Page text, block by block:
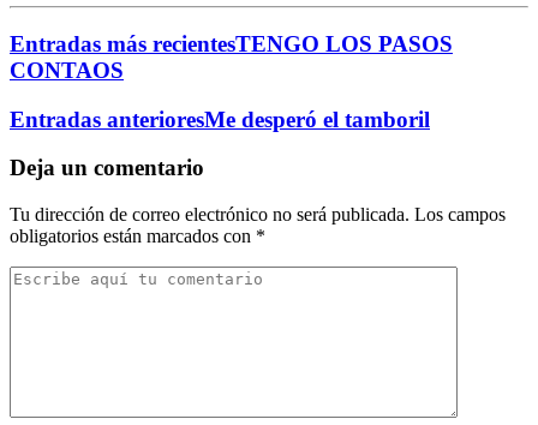
Entradas más recientesTENGO LOS PASOS
CONTAOS
Entradas anterioresMe desperó el tamboril
Deja un comentario
Tu dirección de correo electrónico no será publicada. Los campos
obligatorios están marcados con *